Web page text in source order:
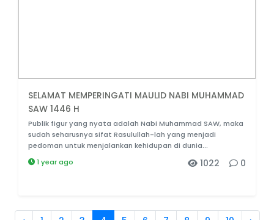
SELAMAT MEMPERINGATI MAULID NABI MUHAMMAD
SAW 1446 H
Publik figur yang nyata adalah Nabi Muhammad SAW, maka
sudah seharusnya sifat Rasulullah-lah yang menjadi
pedoman untuk menjalankan kehidupan di dunia...
1 year ago
0
1022